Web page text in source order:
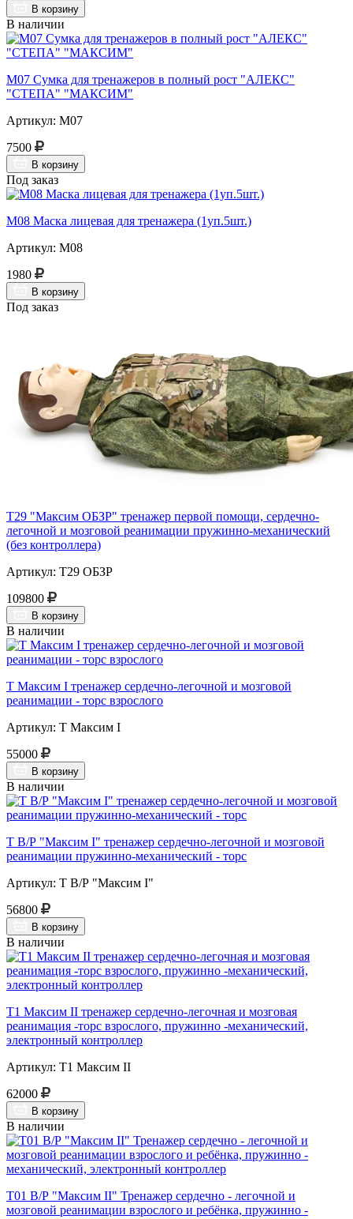
В корзину
В наличии
М07 Сумка для тренажеров в полный рост "АЛЕКС"
"СТЕПА" "МАКСИМ"
Артикул: М07
7500
В корзину
Под заказ
М08 Маска лицевая для тренажера (1уп.5шт.)
Артикул: М08
1980
В корзину
Под заказ
Т29 "Максим ОБЗР" тренажер первой помощи, сердечно-
легочной и мозговой реанимации пружинно-механический
(без контроллера)
Артикул: Т29 ОБЗР
109800
В корзину
В наличии
Т Максим I тренажер сердечно-легочной и мозговой
реанимации - торс взрослого
Артикул: Т Максим I
55000
В корзину
В наличии
Т В/Р "Максим I" тренажер сердечно-легочной и мозговой
реанимации пружинно-механический - торс
Артикул: Т В/Р "Максим I"
56800
В корзину
В наличии
Т1 Максим II тренажер сердечно-легочная и мозговая
реанимация -торс взрослого, пружинно -механический,
электронный контроллер
Артикул: Т1 Максим II
62000
В корзину
В наличии
Т01 В/Р "Максим II" Тренажер сердечно - легочной и
мозговой реанимации взрослого и ребёнка, пружинно -